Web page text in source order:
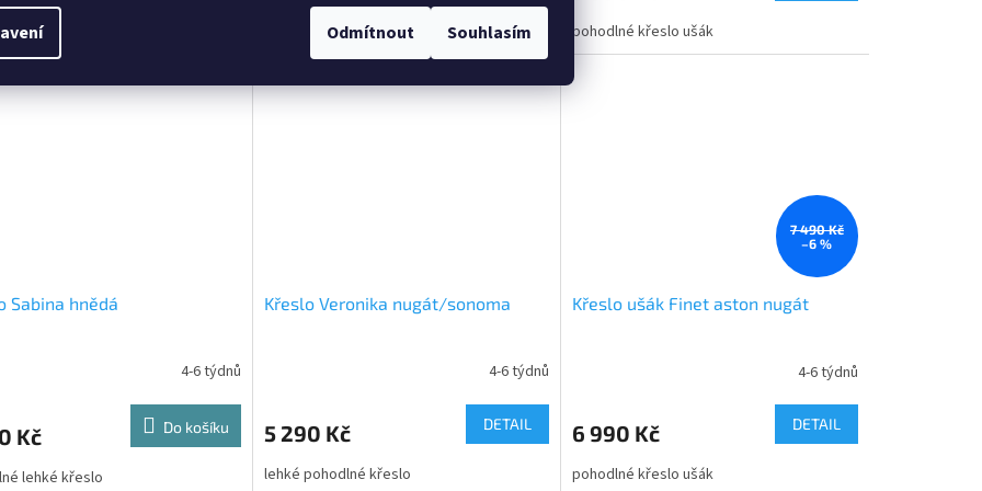
Odmítnout Souhlasím
křeslo ušák pohodlné křeslo ušák pohodlné křeslo ušák
Sabina hnědá
4-6 týdnů
Kč Do košíku
lehké křeslo
Křeslo Veronika nugát/sonoma
4-6 týdnů
5 290 Kč DETAIL
lehké pohodlné křeslo
7 490 Kč
–6 %
Křeslo ušák Finet aston nugát
je
z
4-6 týdnů
6 990 Kč DETAIL
pohodlné křeslo ušák